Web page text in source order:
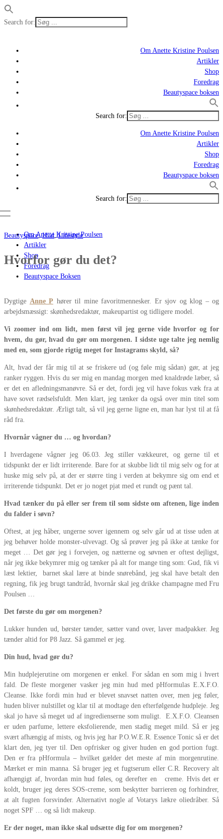
Search for:
Om Anette Kristine Poulsen
Artikler
Shop
Foredrag
Beautyspace boksen
Search for:
Om Anette Kristine Poulsen
Artikler
Shop
Foredrag
Beautyspace boksen
Search for:
Om Anette Kristine Poulsen
Artikler
Shop
Foredrag
Beautyspace Boksen
Beautyspace,Hud,Lifestyle
Hvorfor gør du det?
Dygtige Anne P hører til mine favoritmennesker. Er sjov og klog – og
arbejdsmæssigt: skønhedsredaktør, makeupartist og tidligere model.
Vi zoomer ind om lidt, men først vil jeg gerne vide hvorfor og for
hvem, du gør, hvad du gør om morgenen. I sidste uge talte jeg nemlig
med en, som gjorde rigtig meget for Instagrams skyld, så?
Alt, hvad der får mig til at se friskere ud (og føle mig sådan) gør, at jeg
ranker ryggen. Hvis du ser mig en mandag morgen med knaldrøde læber, så
er det en afledningsmanøvre. Så er det, fordi jeg vil have fokus væk fra at
have sovet rædselsfuldt. Men klart, jeg tænker da også over min titel som
skønhedsredaktør. Ærligt talt, så vil jeg gerne ligne en, man har lyst til at få
råd fra.
Hvornår vågner du … og hvordan?
I hverdagene vågner jeg 06.03. Jeg stiller vækkeuret, og gerne til et
tidspunkt der er lidt irriterende. Bare for at skubbe lidt til mig selv og for at
huske mig selv på, at der er større ting i verden at bekymre sig om end et
irriterende tidspunkt. Det er jo noget pjat med et rundt og pænt tal.
Hvad tænker du på eller ser frem til som sidste om aftenen, lige inden
du falder i søvn?
Oftest, at jeg håber, ungerne sover igennem og selv går ud at tisse uden at
jeg behøver holde monster-ulvevagt. Og så prøver jeg på ikke at tænke for
meget … Det gør jeg i forvejen, og nætterne og søvnen er oftest dejligst,
når jeg ikke bekymrer mig og tænker på alt for mange ting som: Gud, fik vi
læst lektier, barnet skal lære at binde snørebånd, jeg skal have betalt den
regning, fik jeg brugt tandtråd, hvornår skal jeg drikke champagne med Fru
Poulsen …
Det første du gør om morgenen?
Lukker hunden ud, børster tænder, sætter vand over, laver madpakker. Jeg
tænder altid for P8 Jazz. Så gammel er jeg.
Din hud, hvad gør du?
Min hudplejerutine om morgenen er enkel. For sådan en som mig i hvert
fald. De fleste morgener vasker jeg min hud med pHformulas E.X.F.O.
Cleanse. Ikke fordi min hud er blevet snavset natten over, men jeg føler,
huden bliver nulstillet og klar til at modtage den efterfølgende hudpleje. Jeg
skal jo have så meget ud af ingredienserne som muligt. E.X.F.O. Cleansen
er uden parfume, lettere eksfolierende, men stadig meget mild. Så er jeg
svært afhængig af mists, og hvis jeg har P.O.W.E.R. Essence Tonic så er det
klart den, jeg tyer til. Den opfrisker og giver huden en god portion fugt.
Den er fra pHformula – hvilket gælder det meste af min morgenrutine.
Mærket er min manna. Så bruger jeg et fugtserum eller C.R. Recovery alt
afhængigt af, hvordan min hud føles, og derefter en creme. Hvis det er
koldt, bruger jeg deres SOS-creme, som beskytter barrieren og forhindrer,
at alt fugten forsvinder. Alternativt nogle af Votarys lækre oliedråber. Så
noget SPF … og så lidt makeup.
Er der noget, man ikke skal udsætte dig for om morgenen?